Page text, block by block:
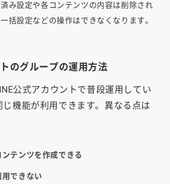
み設定や各コンテンツの内容は削除され
括設定などの操作はできなくなります。
のグループの運用方法
公式アカウントで普段運用してい
機能が利用できます。異なる点は
テンツを作成できる
できない